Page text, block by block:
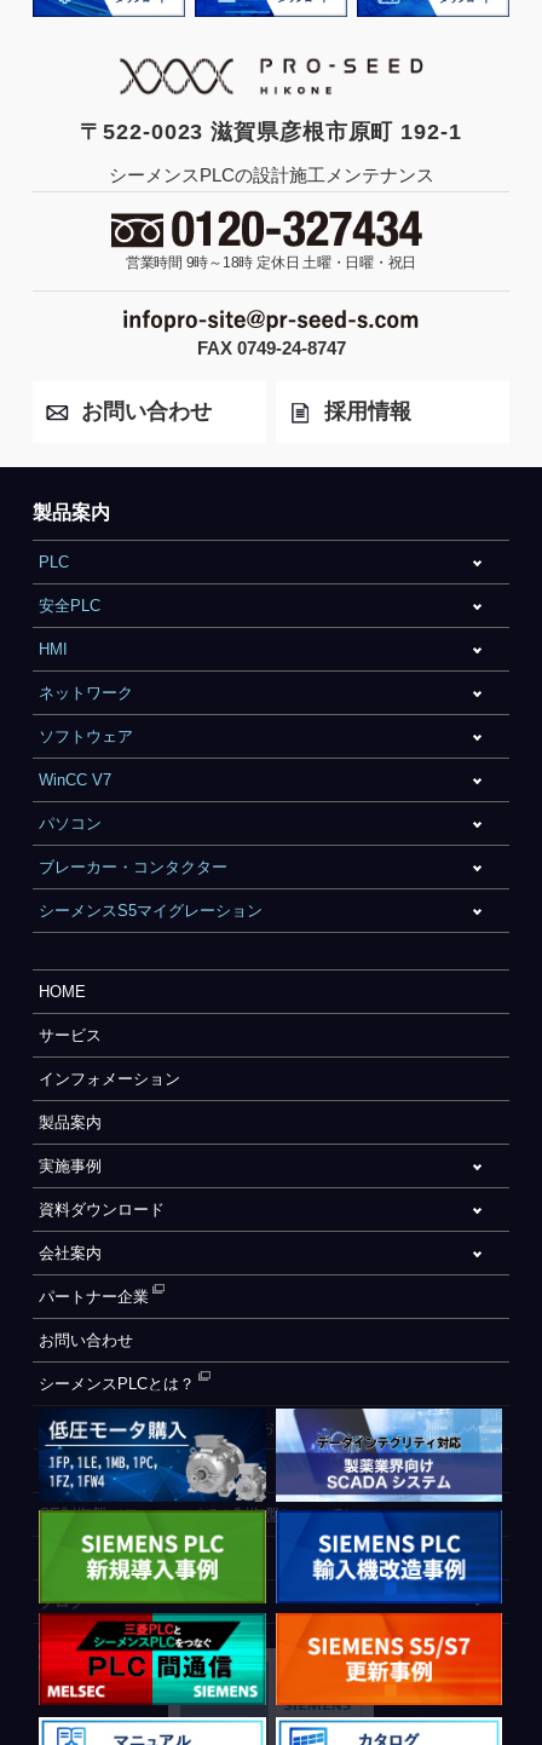
〒522-0023 滋賀県彦根市原町 192-1
シーメンスPLCの設計施工メンテナンス
営業時間 9時～18時 定休日 土曜・日曜・祝日
FAX 0749-24-8747
お問い合わせ 採用情報
製品案内
PLC
安全PLC
HMI
ネットワーク
ソフトウェア
WinCC V7
パソコン
ブレーカー・コンタクター
シーメンスS5マイグレーション
HOME
サービス
インフォメーション
製品案内
実施事例
資料ダウンロード
会社案内
パートナー企業
お問い合わせ
シーメンスPLCとは？
自動化設備をご検討されているお客様へ
WEB会員登録フォーム
CE制御盤（ヨーロッパでの制御盤について）
PLC間通信
ブログ